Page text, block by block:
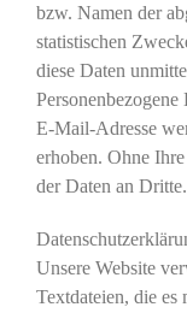
bzw. Namen der
statistischen
diese Daten
E-Mail-Adresse
erhoben. Ohne
der Daten an Dritte.
Unsere Website
Textdateien, die es